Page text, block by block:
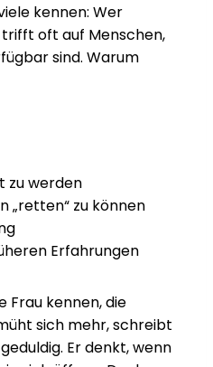
kennen: Wer
oft auf Menschen,
sind. Warum
zu werden
„retten“ zu können
Erfahrungen
Frau kennen, die
sich mehr, schreibt
Er denkt, wenn